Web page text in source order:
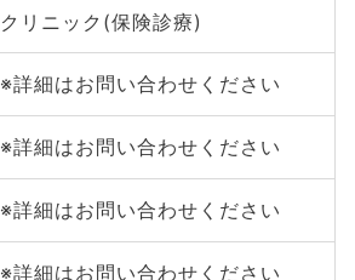
クリニック(保険診療)
※詳細はお問い合わせください
※詳細はお問い合わせください
※詳細はお問い合わせください
※詳細はお問い合わせください